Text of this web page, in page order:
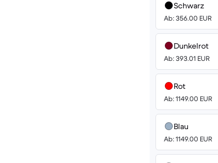
Schwarz
Ab: 356.00 EUR
Dunkelrot
Ab: 393.01 EUR
Rot
Ab: 1149.00 EUR
Blau
Ab: 1149.00 EUR